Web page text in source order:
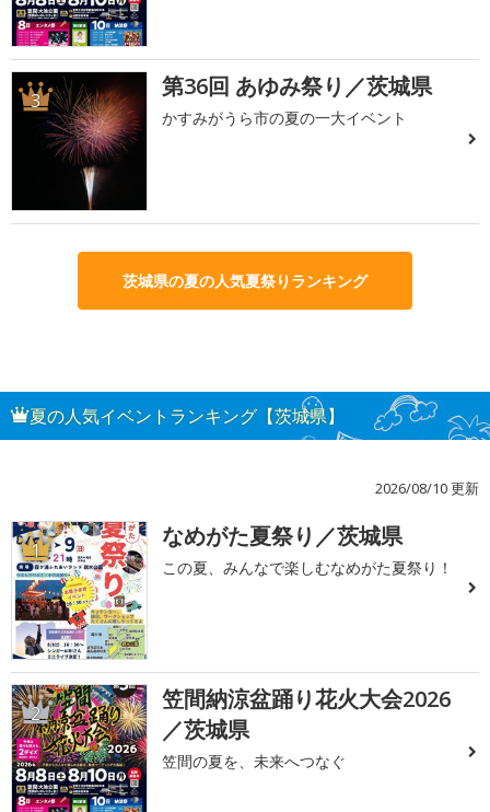
3 第36回 あゆみ祭り／茨城県
かすみがうら市の夏の一大イベント
茨城県の夏の人気夏祭りランキング
夏の人気イベントランキング【茨城県】
2026/08/10 更新
1 なめがた夏祭り／茨城県
この夏、みんなで楽しむなめがた夏祭り！
2
笠間納涼盆踊り花火大会2026
／茨城県
笠間の夏を、未来へつなぐ